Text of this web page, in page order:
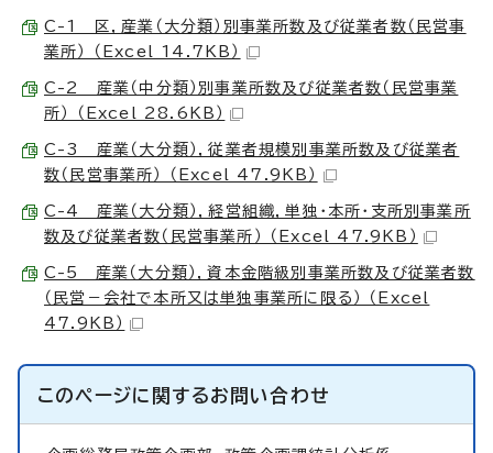
C-1 区，産業（大分類）別事業所数及び従業者数（民営事
業所） （Excel 14.7KB）
C-2 産業（中分類）別事業所数及び従業者数（民営事業
所） （Excel 28.6KB）
C-3 産業（大分類），従業者規模別事業所数及び従業者
数（民営事業所） （Excel 47.9KB）
C-4 産業（大分類），経営組織，単独・本所・支所別事業所
数及び従業者数（民営事業所） （Excel 47.9KB）
C-5 産業（大分類），資本金階級別事業所数及び従業者数
（民営－会社で本所又は単独事業所に限る） （Excel
47.9KB）
このページに関するお問い合わせ